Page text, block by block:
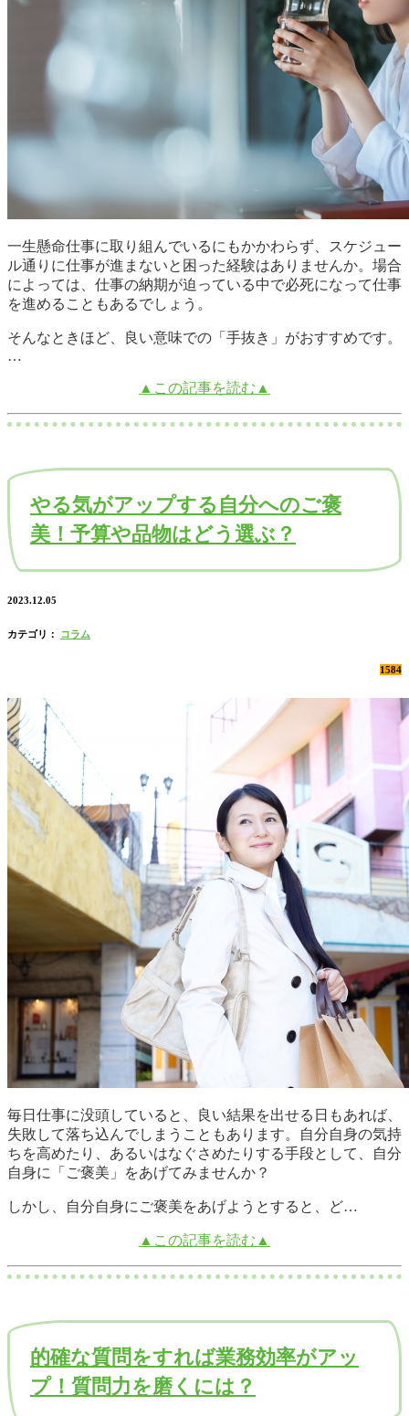
一生懸命仕事に取り組んでいるにもかかわらず、スケジュー
ル通りに仕事が進まないと困った経験はありませんか。場合
によっては、仕事の納期が迫っている中で必死になって仕事
を進めることもあるでしょう。
そんなときほど、良い意味での「手抜き」がおすすめです。
…
▲この記事を読む▲
やる気がアップする自分へのご褒
美！予算や品物はどう選ぶ？
2023.12.05
カテゴリ： コラム
1584
毎日仕事に没頭していると、良い結果を出せる日もあれば、
失敗して落ち込んでしまうこともあります。自分自身の気持
ちを高めたり、あるいはなぐさめたりする手段として、自分
自身に「ご褒美」をあげてみませんか？
しかし、自分自身にご褒美をあげようとすると、ど…
▲この記事を読む▲
的確な質問をすれば業務効率がアッ
プ！質問力を磨くには？